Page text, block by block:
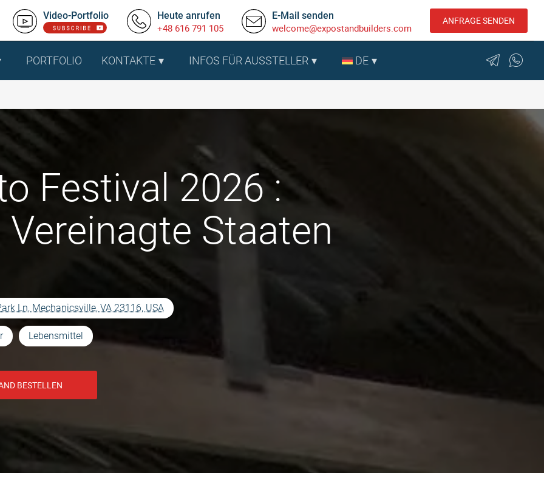
Video-Portfolio Heute anrufen
+48 616 791 105
E-Mail senden
welcome@expostandbuilders.com
ANFRAGE SENDEN
PORTFOLIO KONTAKTE INFOS FÜR AUSSTELLER DE
Festival 2026 :
Staaten
Ln, Mechanicsville, VA 23116, USA
Lebensmittel
BESTELLEN